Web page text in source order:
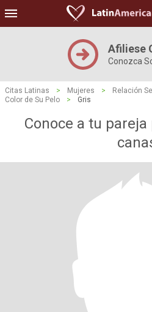
Afiliese
Conozca
Citas Latinas > Mujeres > Relación
Color de Su Pelo
> Gris
Conoce a tu